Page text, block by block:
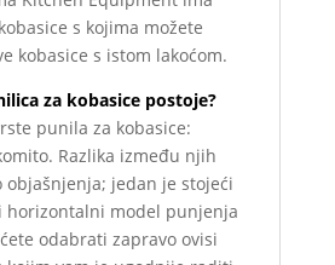
s kojima možete
kobasice s istom lakoćom.
za kobasice postoje?
punila za kobasice:
Razlika između njih
objašnjenja; jedan je stojeći
horizontalni model punjenja
odabrati zapravo ovisi